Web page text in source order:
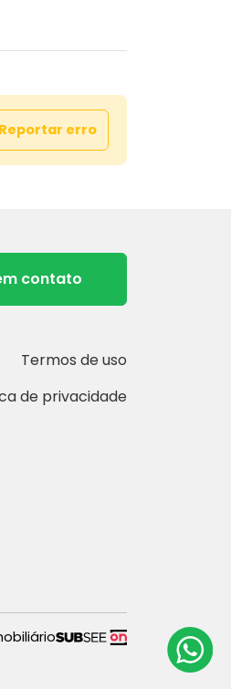
Reportar erro
contato
Termos de uso
de privacidade